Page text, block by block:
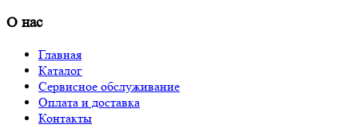
О нас
Главная
Каталог
Сервисное обслуживание
Оплата и доставка
Контакты